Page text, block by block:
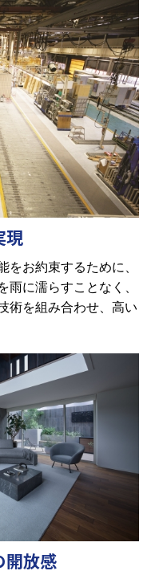
現
をお約束するために、
雨に濡らすことなく、
術を組み合わせ、高い
開放感